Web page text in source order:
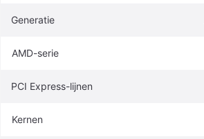
Generatie
AMD-serie
PCI Express-lijnen
Kernen